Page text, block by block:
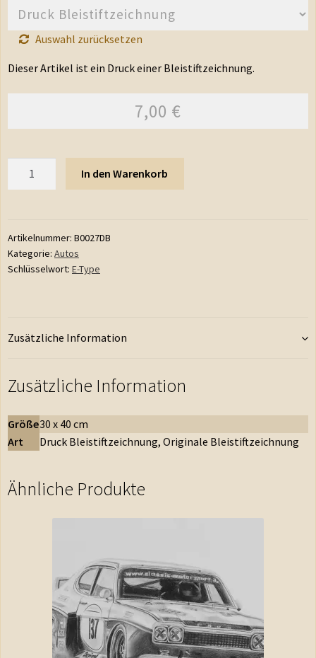
Auswahl zurücksetzen
Dieser Artikel ist ein Druck einer Bleistiftzeichnung.
7,00 €
In den Warenkorb
Artikelnummer: B0027DB
Kategorie: Autos
Schlüsselwort: E-Type
Zusätzliche Information
Zusätzliche Information
Größe30 x 40 cm
Art
Druck Bleistiftzeichnung, Originale Bleistiftzeichnung
Ähnliche Produkte